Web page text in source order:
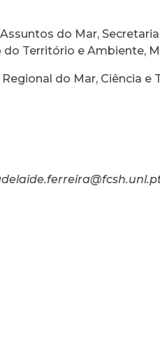
do Mar,
Território e Ambiente,
do Mar, Ciência